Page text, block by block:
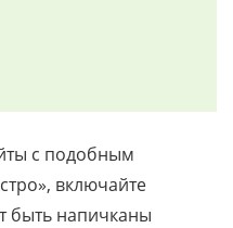
с подобным
включайте
быть напичканы